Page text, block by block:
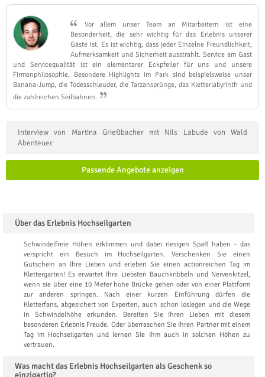
Vor allem unser Team an Mitarbeitern ist eine
Besonderheit, die sehr wichtig für das Erlebnis unserer
Gäste ist. Es ist wichtig, dass jeder Einzelne Freundlichkeit,
Aufmerksamkeit und Sicherheit ausstrahlt. Service am Gast
und Servicequalität ist ein elementarer Eckpfeiler für uns und unsere
Firmenphilosophie. Besondere Highlights im Park sind beispielsweise unser
Banana-Jump, die Todesschleuder, die Tarzansprünge, das Kletterlabyrinth und
die zahlreichen Seilbahnen.
Interview von Martina Grießbacher mit Nils Labude von Wald
Abenteuer
Passende Angebote anzeigen
Über das Erlebnis Hochseilgarten
Schwindelfreie Höhen erklimmen und dabei riesigen Spaß haben - das
verspricht ein Besuch im Hochseilgarten. Verschenken Sie einen
Gutschein an Ihre Lieben und erleben Sie einen actionreichen Tag im
Klettergarten! Es erwartet Ihre Liebsten Bauchkribbeln und Nervenkitzel,
wenn sie über eine 10 Meter hohe Brücke gehen oder von einer Plattform
zur anderen springen. Nach einer kurzen Einführung dürfen die
Kletterfans, abgesichert von Experten, auch schon loslegen und die Wege
in Schwindelhöhe erkunden. Bereiten Sie Ihren Lieben mit diesem
besonderen Erlebnis Freude. Oder überraschen Sie Ihren Partner mit einem
Tag im Hochseilgarten und lernen Sie Ihm auch in solchen Höhen zu
vertrauen.
Was macht das Erlebnis Hochseilgarten als Geschenk so
einzigartig?